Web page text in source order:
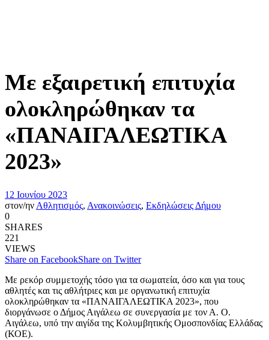
Με εξαιρετική επιτυχία
ολοκληρώθηκαν τα
«ΠΑΝΑΙΓΑΛΕΩΤΙΚΑ
2023»
12 Ιουνίου 2023
στον/ηνΑθλητισμός, Ανακοινώσεις, Εκδηλώσεις Δήμου
0
SHARES
221
VIEWS
Share on FacebookShare on Twitter
Με ρεκόρ συμμετοχής τόσο για τα σωματεία, όσο και για τους
αθλητές και τις αθλήτριες και με οργανωτική επιτυχία
ολοκληρώθηκαν τα «ΠΑΝΑΙΓΑΛΕΩΤΙΚΑ 2023», που
διοργάνωσε ο Δήμος Αιγάλεω σε συνεργασία με τον Α. Ο.
Αιγάλεω, υπό την αιγίδα της Κολυμβητικής Ομοσπονδίας Ελλάδας
(ΚΟΕ).